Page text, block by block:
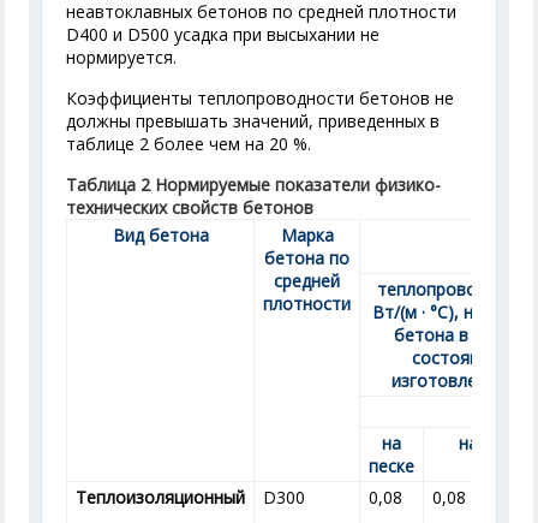
неавтоклавных бетонов по средней плотности
D400 и D500 усадка при высыхании не
нормируется.
Коэффициенты теплопроводности бетонов не
должны превышать значений, приведенных в
таблице 2 более чем на 20 %.
Таблица 2 Нормируемые показатели физико-
технических свойств бетонов
Вид бетона
Марка
бетона по
средней
плотности
теплопроводности,
Вт/(м · °С), не
бетона в сухом
состоянии,
изготовленного
на
песке
на золе
Теплоизоляционный D300 0,08 0,08